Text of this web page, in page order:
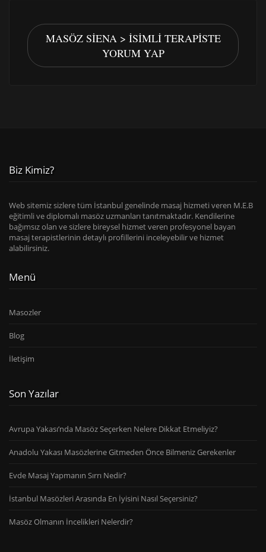
MASÖZ SIENA > İSIMLI TERAPISTE
YORUM YAP
Biz Kimiz?
Web sitemiz sizlere tüm İstanbul genelinde masaj hizmeti veren M.E.B
eğitimli ve diplomalı masöz uzmanları tanıtmaktadır. Kendilerine
bağımsız olan ve sizlere bireysel hizmet veren profesyonel bayan
masaj terapistlerinin detaylı profillerini inceleyebilir ve hizmet
alabilirsiniz.
Menü
Masozler
Blog
İletişim
Son Yazılar
Avrupa Yakası’nda Masöz Seçerken Nelere Dikkat Etmeliyiz?
Anadolu Yakası Masözlerine Gitmeden Önce Bilmeniz Gerekenler
Evde Masaj Yapmanın Sırrı Nedir?
İstanbul Masözleri Arasında En İyisini Nasıl Seçersiniz?
Masöz Olmanın İncelikleri Nelerdir?